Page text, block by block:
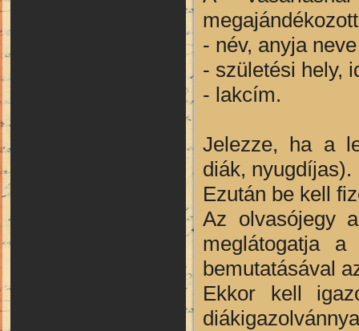
- név, anyja neve
- születési hely,
- lakcím.
Jelezze, ha a
diák, nyugdíjas).
Ezután be kell
Az olvasójegy
meglátogatja a
bemutatásával
Ekkor kell